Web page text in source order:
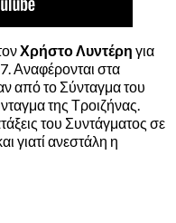
Χρήστο Λυντέρη για
Αναφέρονται στα
από το Σύνταγμα του
της Τροιζήνας.
του Συντάγματος σε
γιατί ανεστάλη η